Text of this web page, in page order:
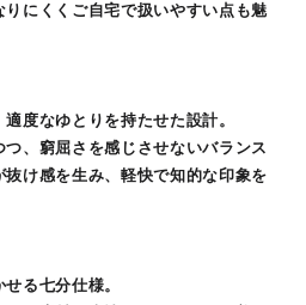
にくくご自宅で扱いやすい点も魅
度なゆとりを持たせた設計。
、窮屈さを感じさせないバランス
け感を生み、軽快で知的な印象を
る七分仕様。